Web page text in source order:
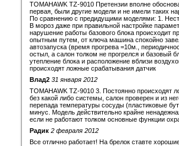
TOMAHAWK TZ-9010 Претензии вполне
первая, были другие модели и не имели таких
По сравнению с предидущими моделями: 1.
В мороз даже при правильной настройке
нарушение работы базового блока происходит
опытным путем, от ключа машина спокойно
автозапуска (время прогрева =10м.,
остыл, а салон толком не прогрелся и базовый
утепление блока и расположение вблизи
происходят ложные срабатывания датчик
Влад2 31 января 2012
TOMAHAWK TZ-9010 3. Постоянно происходят
без какой либо системы, салон проверен и из
перепада температуры сосуды (пластиковые
минус. Модель действительно крайне
если не работают толком основные функции
Радик 2 февраля 2012
Все отлично работает! На брелок ставте